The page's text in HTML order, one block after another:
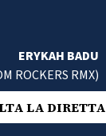
ERYKAH BADU
ROCKERS RMX)
LA DIRETTA